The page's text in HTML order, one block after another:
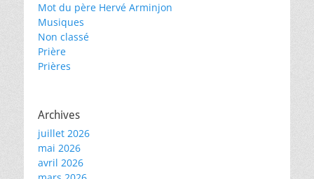
Mot du père Hervé Arminjon
Musiques
Non classé
Prière
Prières
Archives
juillet 2026
mai 2026
avril 2026